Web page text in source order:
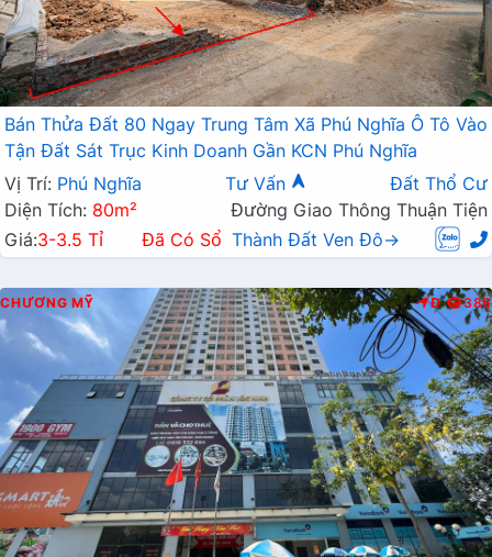
Bán Thửa Đất 80 Ngay Trung Tâm Xã Phú Nghĩa Ô Tô Vào
Tận Đất Sát Trục Kinh Doanh Gần KCN Phú Nghĩa
Vị Trí: Phú Nghĩa Tư Vấn
Đất Thổ Cư
Diện Tích: 80m²
Đường Giao Thông Thuận Tiện
Giá:3-3.5 Tỉ Đã Có Sổ Thành Đất Ven Đô→
CHƯƠNG MỸ Đ 385